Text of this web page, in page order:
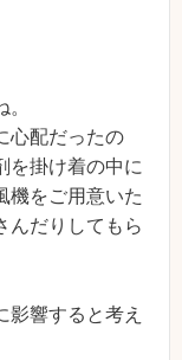
心配だったの
を掛け着の中に
機をご用意いた
んだりしてもら
影響すると考え